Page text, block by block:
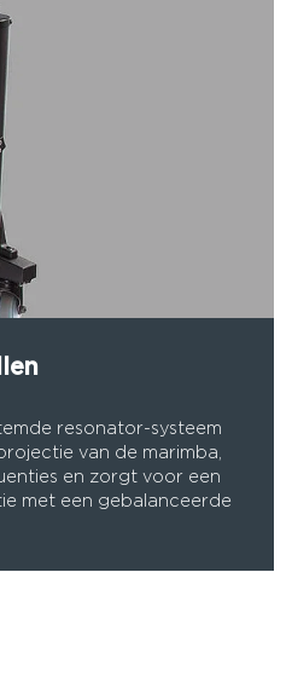
resonator-systeem
van de marimba,
en zorgt voor een
met een gebalanceerde